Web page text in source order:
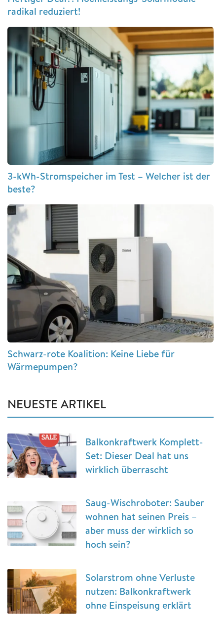
radikal reduziert!
3-kWh-Stromspeicher im Test – Welcher ist der
beste?
Schwarz-rote Koalition: Keine Liebe für
Wärmepumpen?
NEUESTE ARTIKEL
Balkonkraftwerk Komplett-
Set: Dieser Deal hat uns
wirklich überrascht
Saug-Wischroboter: Sauber
wohnen hat seinen Preis –
aber muss der wirklich so
hoch sein?
Solarstrom ohne Verluste
nutzen: Balkonkraftwerk
ohne Einspeisung erklärt